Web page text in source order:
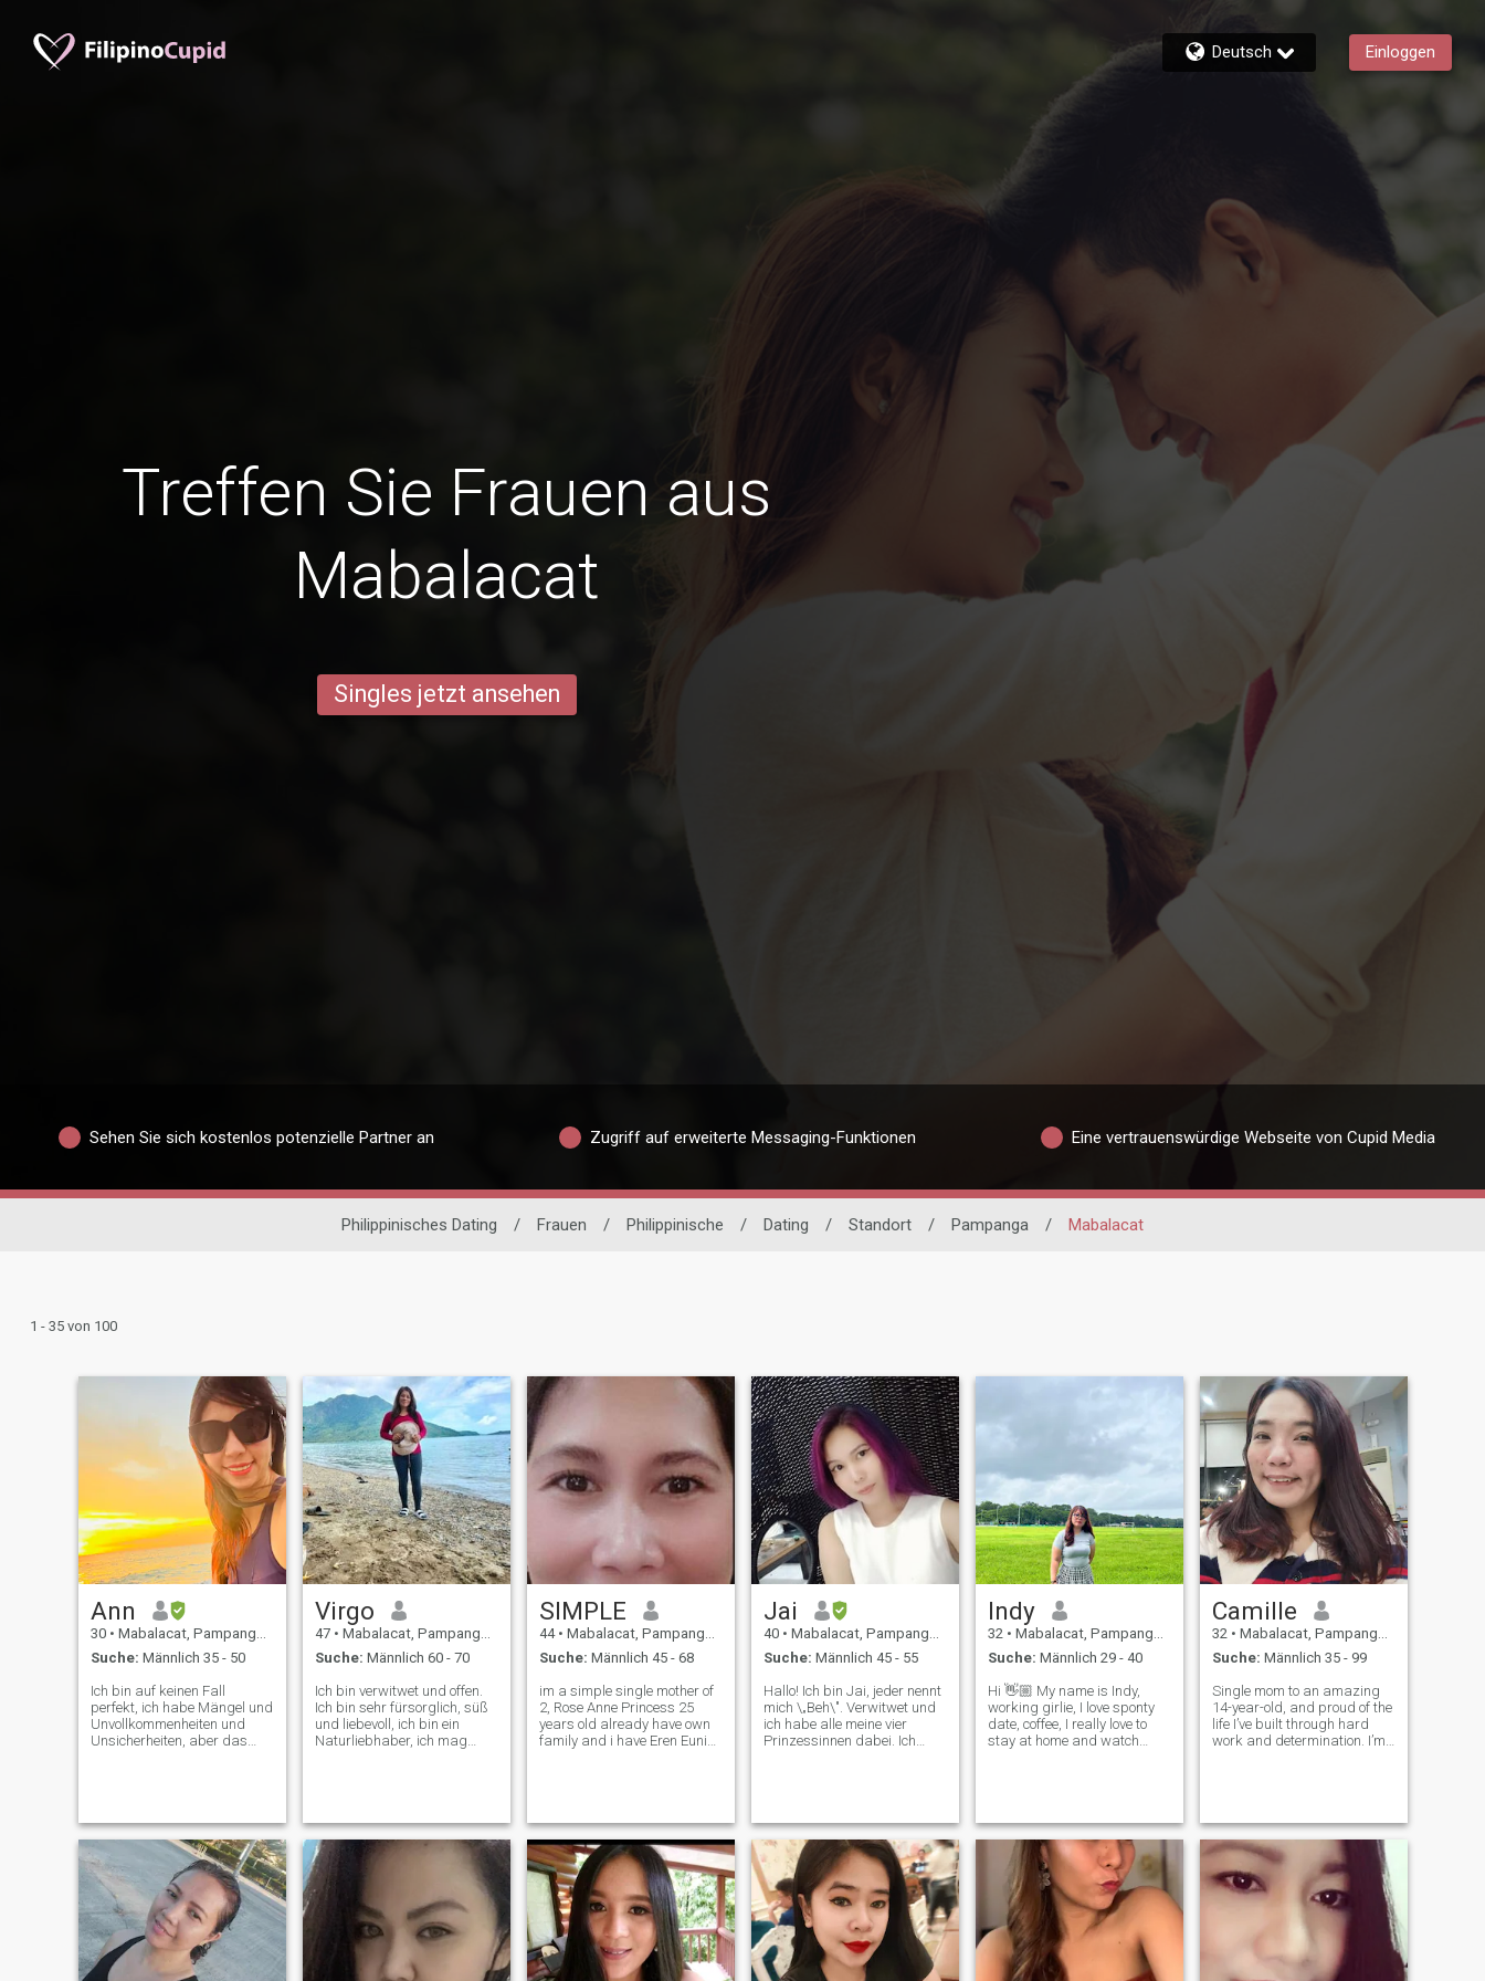
Deutsch Einloggen
Treffen Sie Frauen aus
Mabalacat
Singles jetzt ansehen
Sehen Sie sich kostenlos potenzielle Partner an Zugriff auf erweiterte Messaging-Funktionen Eine vertrauenswürdige Webseite von Cupid Media
Philippinisches Dating / Frauen / Philippinische / Dating / Standort / Pampanga / Mabalacat
1 - 35 von 100
Ann
30 • Mabalacat, Pampanga, Philippinen
Suche: Männlich 35 - 50
Ich bin auf keinen Fall
perfekt, ich habe Mängel und
Unvollkommenheiten und
Unsicherheiten, aber das
nur eine einfache,
gewöhnliche Frau, aber mein
Herz macht mich SPECIAL
und Aber denken Sie daran,
dass Sie letztendlich mit
dem Charakter leben
müssen, nicht mit der
Schönheit. "Ich glaube immer
noch daran, zu lieben und
einer Person treu zu sein, und
Virgo
47 • Mabalacat, Pampanga, Philippinen
Suche: Männlich 60 - 70
Ich bin verwitwet und offen.
Ich bin sehr fürsorglich, süß
und liebevoll, ich bin ein
Naturliebhaber, ich mag
streiten... meistens weniger
reden und nur zuhören, was
man zu sagen versucht☺️😊
SIMPLE
44 • Mabalacat, Pampanga, Philippinen
Suche: Männlich 45 - 68
im a simple single mother of
2, Rose Anne Princess 25
years old already have own
family and i have Eren Eunice
partner in life... PS❤️🫰🏻
Tha
Jai
40 • Mabalacat, Pampanga, Philippinen
Suche: Männlich 45 - 55
Hallo! Ich bin Jai, jeder nennt
mich \„Beh\". Verwitwet und
ich habe alle meine vier
Prinzessinnen dabei. Ich
glaube. Ich denke, es ist an
der Zeit, dass ich meine Tür
für Möglichkeiten öffne.
Möglichkeiten, wieder geliebt
zu werden. Ich bin ein
hoffnungsloser Romantiker,
der immer noch davon
träumt, den Mann meines
Lebens zu haben. Ich möchte
Erwartungen an meine
Indy
32 • Mabalacat, Pampanga, Philippinen
Suche: Männlich 29 - 40
Hi 👋🏼 My name is Indy,
working girlie, I love sponty
date, coffee, I really love to
stay at home and watch
someone who is also serious
about
Camille
32 • Mabalacat, Pampanga, Philippinen
Suche: Männlich 35 - 99
Single mom to an amazing
14-year-old, and proud of the
life I’ve built through hard
work and determination. I’m
planning a little adventure.
I’m looki